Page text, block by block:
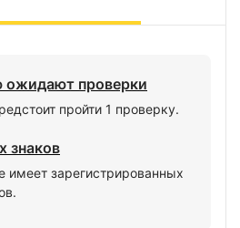
ожидают проверки
пройти 1 проверку.
знаков
имеет зарегистрированных